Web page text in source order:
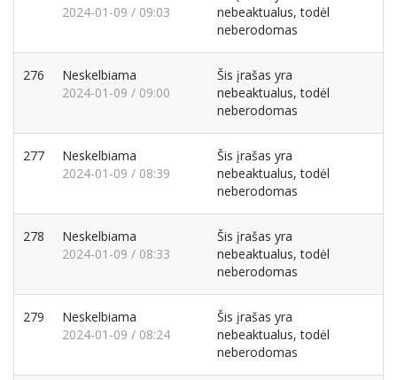
2024-01-09 / 09:03
nebeaktualus, todėl
neberodomas
276
Neskelbiama
2024-01-09 / 09:00
Šis įrašas yra
nebeaktualus, todėl
neberodomas
277
Neskelbiama
2024-01-09 / 08:39
Šis įrašas yra
nebeaktualus, todėl
neberodomas
278
Neskelbiama
2024-01-09 / 08:33
Šis įrašas yra
nebeaktualus, todėl
neberodomas
279
Neskelbiama
2024-01-09 / 08:24
Šis įrašas yra
nebeaktualus, todėl
neberodomas